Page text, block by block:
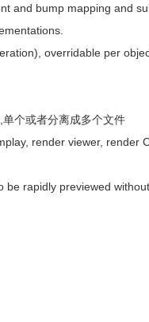
and bump mapping and
overridable per
个或者分离成多个文件
render viewer, render
rapidly previewed